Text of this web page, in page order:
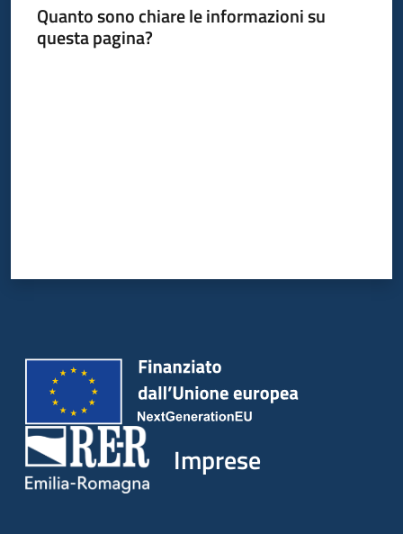
Quanto sono chiare le informazioni su
questa pagina?
Imprese